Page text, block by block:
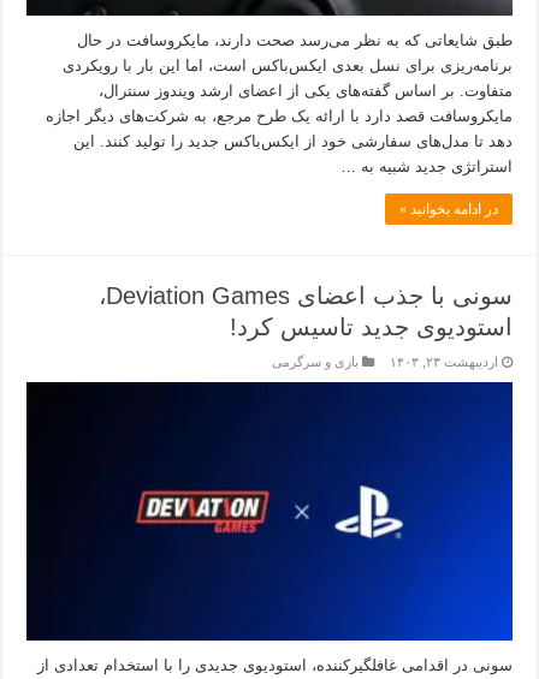
طبق شایعاتی که به نظر می‌رسد صحت دارند، مایکروسافت در حال
برنامه‌ریزی برای نسل بعدی ایکس‌باکس است، اما این بار با رویکردی
متفاوت. بر اساس گفته‌های یکی از اعضای ارشد ویندوز سنترال،
مایکروسافت قصد دارد با ارائه یک طرح مرجع، به شرکت‌های دیگر اجازه
دهد تا مدل‌های سفارشی خود از ایکس‌باکس جدید را تولید کنند. این
استراتژی جدید شبیه به …
در ادامه بخوانید »
سونی با جذب اعضای Deviation Games،
استودیوی جدید تاسیس کرد!
اردیبهشت ۲۳, ۱۴۰۳ بازی و سرگرمی
سونی در اقدامی غافلگیرکننده، استودیوی جدیدی را با استخدام تعدادی از